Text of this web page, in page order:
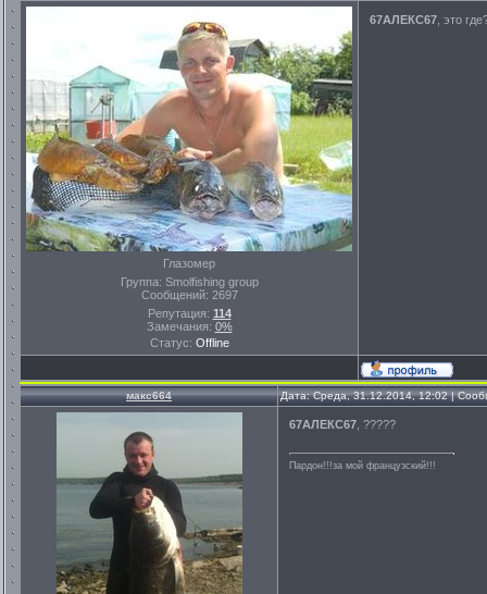
Глазомер
Группа: Smolfishing group
Сообщений: 2697
Репутация: 114
Замечания: 0%
Статус: Offline
67АЛЕКС67 , это
макс664 Дата: Среда, 31.12.2014, 12:02 |
67АЛЕКС67 , ?????
Пардон!!!за мой французский!!!